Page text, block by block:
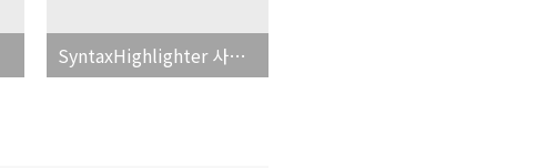
SyntaxHighlighter 사용법